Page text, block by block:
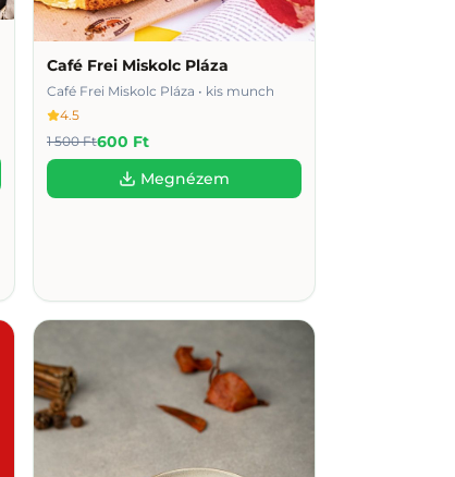
Café Frei Miskolc Pláza
Café Frei Miskolc Pláza • kis munch
4.5
1 500 Ft600 Ft
Megnézem